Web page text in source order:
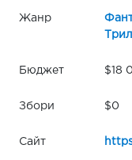
Жанр
Бюджет $18
Збори $0
Сайт